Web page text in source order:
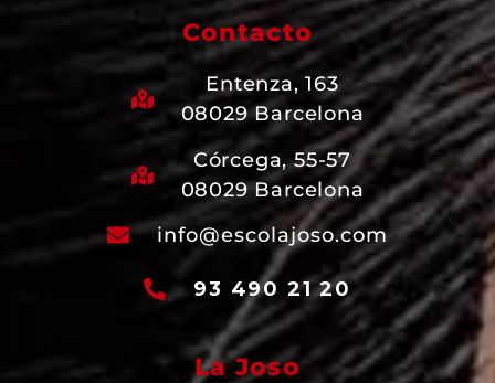
Contacto
Entenza, 163
08029 Barcelona
Córcega, 55-57
08029 Barcelona
info@escolajoso.com
93 490 21 20
La Joso